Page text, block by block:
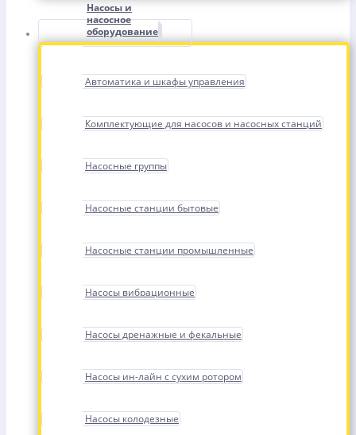
Насосы и
насосное
оборудование
Автоматика и шкафы управления
Комплектующие для насосов и насосных станций
Насосные группы
Насосные станции бытовые
Насосные станции промышленные
Насосы вибрационные
Насосы дренажные и фекальные
Насосы ин-лайн с сухим ротором
Насосы колодезные